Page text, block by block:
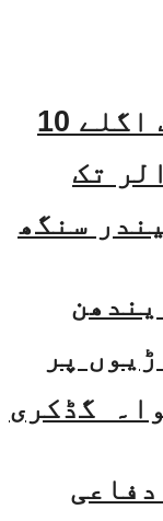
بھارت کی خلائی معیشت اگلے 10
ڈالر تک
سنگھ
پر
گڈکری